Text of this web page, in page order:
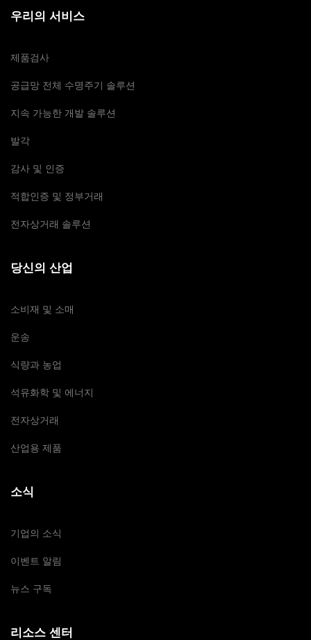
우리의 서비스
제품검사
공급망 전체 수명주기 솔루션
지속 가능한 개발 솔루션
발각
감사 및 인증
적합인증 및 정부거래
전자상거래 솔루션
당신의 산업
소비재 및 소매
운송
식량과 농업
석유화학 및 에너지
전자상거래
산업용 제품
소식
기업의 소식
이벤트 알림
뉴스 구독
리소스 센터